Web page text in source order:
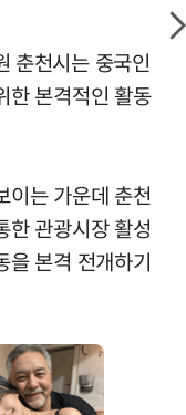
춘천시는 중국인
한 본격적인 활동
이는 가운데 춘천
한 관광시장 활성
을 본격 전개하기